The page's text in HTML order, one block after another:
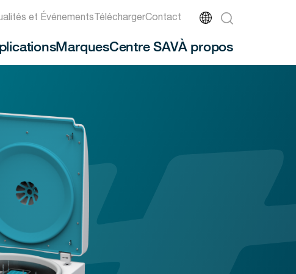
et ÉvénementsTéléchargerContact
MarquesCentre SAVÀ propos